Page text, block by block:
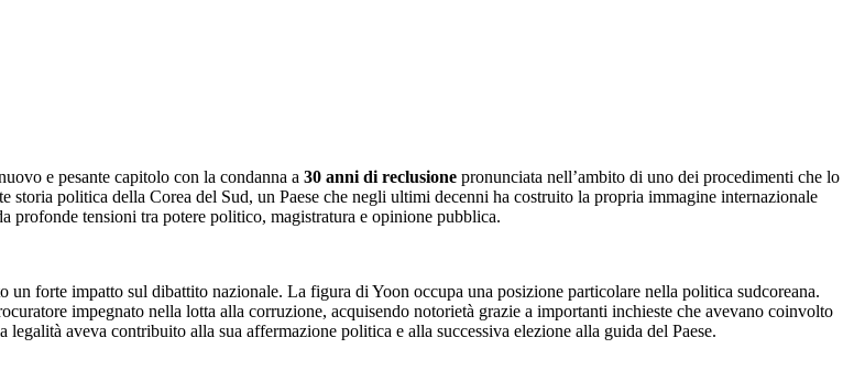
e pesante capitolo con la condanna a 30 anni di reclusione pronunciata nell’ambito di uno dei procedimenti che lo
politica della Corea del Sud, un Paese che negli ultimi decenni ha costruito la propria immagine internazionale
profonde tensioni tra potere politico, magistratura e opinione pubblica.
forte impatto sul dibattito nazionale. La figura di Yoon occupa una posizione particolare nella politica sudcoreana.
impegnato nella lotta alla corruzione, acquisendo notorietà grazie a importanti inchieste che avevano coinvolto
aveva contribuito alla sua affermazione politica e alla successiva elezione alla guida del Paese.